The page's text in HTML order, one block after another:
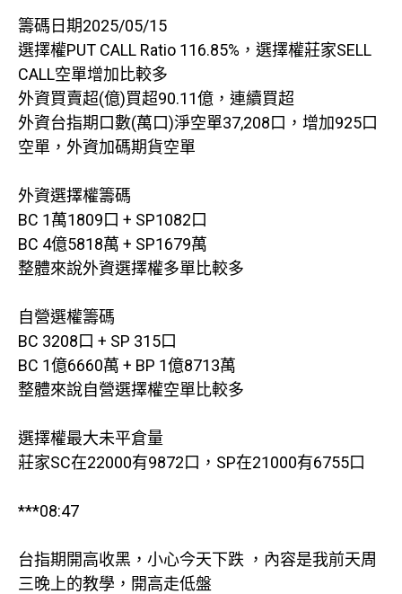
籌碼日期2025/05/15
選擇權PUT CALL Ratio 116.85%，選擇權莊家SELL
CALL空單增加比較多
外資買賣超(億)買超90.11億，連續買超
外資台指期口數(萬口)淨空單37,208口，增加925口
空單，外資加碼期貨空單
外資選擇權籌碼
BC 1萬1809口 + SP1082口
BC 4億5818萬 + SP1679萬
整體來說外資選擇權多單比較多
自營選權籌碼
BC 3208口 + SP 315口
BC 1億6660萬 + BP 1億8713萬
整體來說自營選擇權空單比較多
選擇權最大未平倉量
莊家SC在22000有9872口，SP在21000有6755口
***08:47
台指期開高收黑，小心今天下跌 ，內容是我前天周
三晚上的教學，開高走低盤